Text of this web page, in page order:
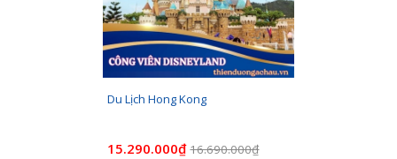
Du Lịch Hong Kong
15.290.000₫16.690.000₫